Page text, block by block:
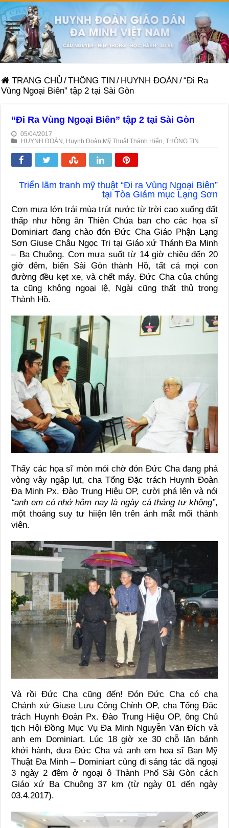
TRANG CHỦ /THÔNG TIN / HUYNH ĐOÀN /“Đi Ra
Vùng Ngoại Biên” tập 2 tại Sài Gòn
“Đi Ra Vùng Ngoại Biên” tập 2 tại Sài Gòn
05/04/2017
HUYNH ĐOÀN Huynh Đoàn Mỹ Thuật Thánh Hiển ,THÔNG TIN
Triển lãm tranh mỹ thuật “Đi ra Vùng Ngoại Biên”
tại Tòa Giám mục Lạng Sơn
Cơn mưa lớn trái mùa trút nước từ trời cao xuống đất
thấp như hồng ân Thiên Chúa ban cho các họa sĩ
Dominiart đang chào đón Đức Cha Giáo Phận Lạng
Sơn Giuse Châu Ngọc Tri tại Giáo xứ Thánh Đa Minh
– Ba Chuông. Cơn mưa suốt từ 14 giờ chiều đến 20
giờ đêm, biến Sài Gòn thành Hồ, tất cả mọi con
đường đều kẹt xe, và chết máy. Đức Cha của chúng
ta cũng không ngoại lệ, Ngài cũng thất thủ trong
Thành Hồ.
Thấy các họa sĩ mòn mỏi chờ đón Đức Cha đang phá
vòng vây ngập lụt, cha Tổng Đặc trách Huynh Đoàn
Đa Minh Px. Đào Trung Hiệu OP, cười phá lên và nói
“anh em có nhớ hôm nay là ngày cá tháng tư không”,
một thoáng suy tư hiiện lên trên ánh mắt mổi thành
viên.
Và rồi Đức Cha cũng đến! Đón Đức Cha có cha
Chánh xứ Giuse Lưu Công Chỉnh OP, cha Tổng Đặc
trách Huynh Đoàn Px. Đào Trung Hiệu OP, ông Chủ
tịch Hội Đồng Mục Vụ Đa Minh Nguyễn Văn Đích và
anh em Dominiart. Lúc 18 giờ xe 30 chỗ lăn bánh
khởi hành, đưa Đức Cha và anh em hoạ sĩ Ban Mỹ
Thuật Đa Minh – Dominiart cùng đi sáng tác dã ngoại
3 ngày 2 đêm ở ngoại ô Thành Phố Sài Gòn cách
Giáo xứ Ba Chuông 37 km (từ ngày 01 dến ngày
03.4.2017).